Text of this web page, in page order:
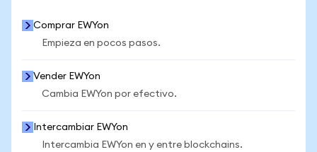
Comprar EWYon
Empieza en pocos pasos.
Vender EWYon
Cambia EWYon por efectivo.
Intercambiar EWYon
Intercambia EWYon en y entre blockchains.